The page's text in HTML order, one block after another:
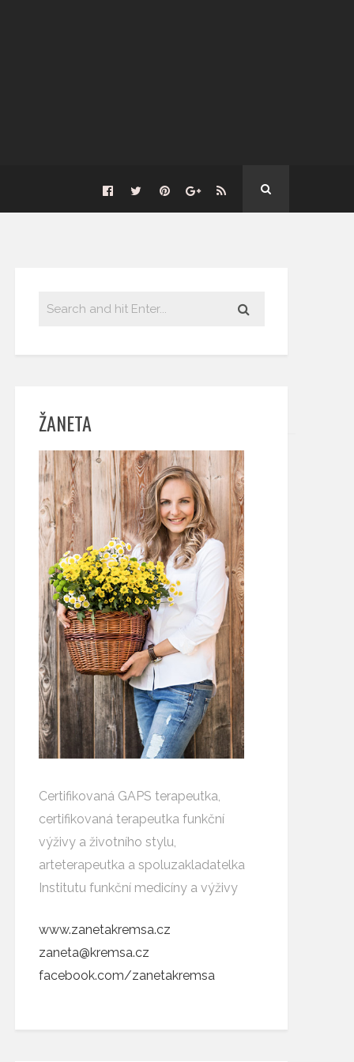
ŽANETA
Certifikovaná GAPS terapeutka,
certifikovaná terapeutka funkční
výživy a životního stylu,
arteterapeutka a spoluzakladatelka
Institutu funkční medicíny a výživy
www.zanetakremsa.cz
zaneta@kremsa.cz
facebook.com/zanetakremsa